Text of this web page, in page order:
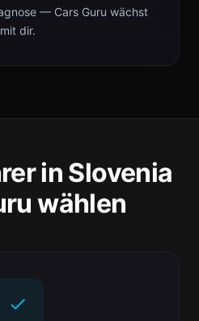
— Cars Guru wächst
mit dir.
in Slovenia
wählen